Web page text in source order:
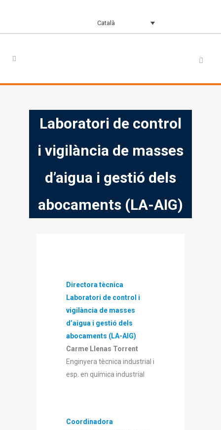
Català
Laboratori de control
i vigilància de masses
d’aigua i gestió dels
abocaments (LA-AIG)
Directora tècnica
Laboratori de control i
vigilància de masses
d’aigua i gestió dels
abocaments (LA-AIG)
Carme Llenas Torrent
Enginyera tècnica industrial i
esp. en química industrial
Coordinadora